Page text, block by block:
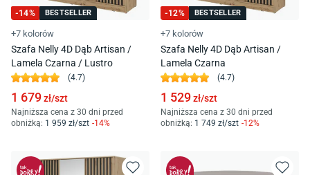
-14% BESTSELLER
+7 kolorów
Szafa Nelly 4D Dąb Artisan /
Lamela Czarna / Lustro
(4.7)
1 679zł/szt
Najniższa cena z 30 dni przed
obniżką: 1 959 zł/szt -14%
-12% BESTSELLER
+7 kolorów
Szafa Nelly 4D Dąb Artisan /
Lamela Czarna
(4.7)
1 529zł/szt
Najniższa cena z 30 dni przed
obniżką: 1 749 zł/szt -12%